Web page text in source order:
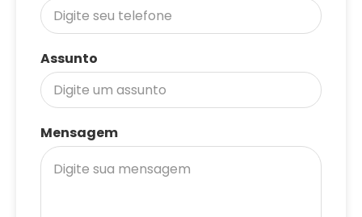
Assunto
Mensagem